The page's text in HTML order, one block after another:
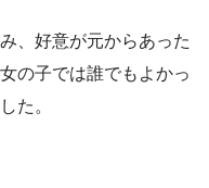
、好意が元からあった
の子では誰でもよかっ
た。